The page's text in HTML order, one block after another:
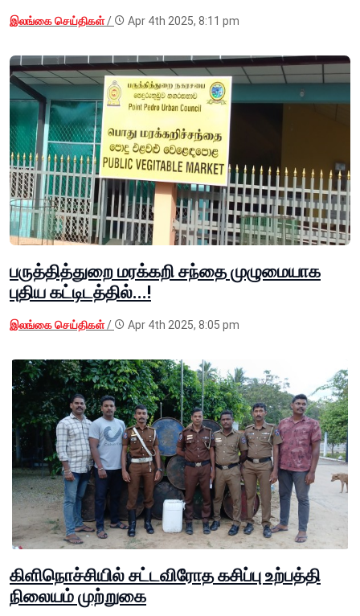
இலங்கை செய்திகள்/ Apr 4th 2025, 8:11 pm
பருத்தித்துறை மரக்கறி சந்தை முழுமையாக
புதிய கட்டிடத்தில்...!
இலங்கை செய்திகள்/ Apr 4th 2025, 8:05 pm
கிளிநொச்சியில் சட்டவிரோத கசிப்பு உற்பத்தி
நிலையம் முற்றுகை